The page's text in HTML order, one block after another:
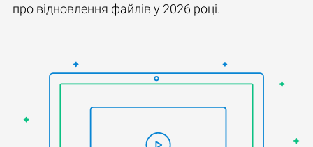
про відновлення файлів у 2026 році.